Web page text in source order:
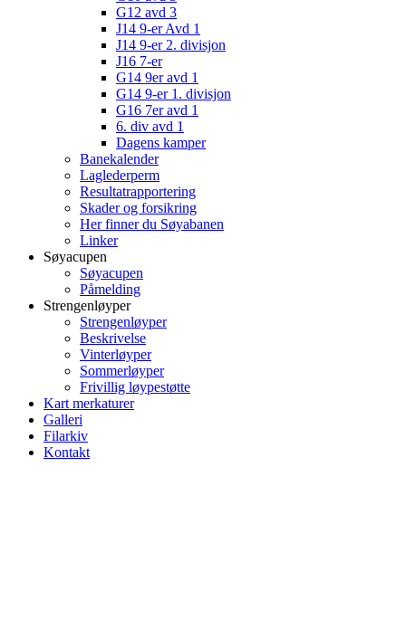
G12 avd 3
J14 9-er Avd 1
J14 9-er 2. divisjon
J16 7-er
G14 9er avd 1
G14 9-er 1. divisjon
G16 7er avd 1
6. div avd 1
Dagens kamper
Banekalender
Laglederperm
Resultatrapportering
Skader og forsikring
Her finner du Søyabanen
Linker
Søyacupen
Søyacupen
Påmelding
Strengenløyper
Strengenløyper
Beskrivelse
Vinterløyper
Sommerløyper
Frivillig løypestøtte
Kart merkaturer
Galleri
Filarkiv
Kontakt